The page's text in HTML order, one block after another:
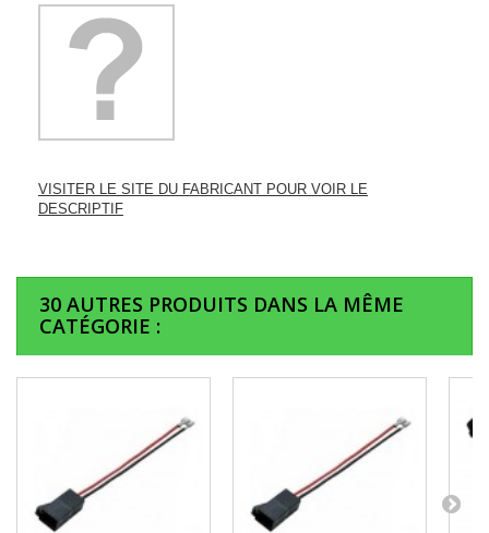
VISITER LE SITE DU FABRICANT POUR VOIR LE
DESCRIPTIF
30 AUTRES PRODUITS DANS LA MÊME
CATÉGORIE :